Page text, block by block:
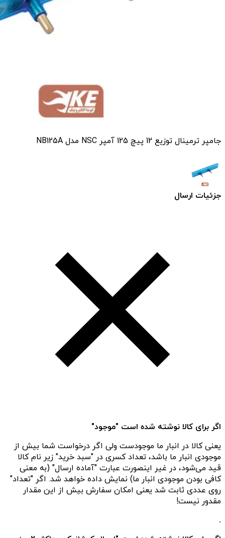
جامپر ترمینال توزیع 12 پیچ 125 آمپر NSC مدل NB125A
جزئیات ارسال
اگر برای کالا نوشته شده است "موجود"
یعنی کالا در انبار ما موجودست ولی اگر درخواست شما بیش از
موجودی انبار ما باشد، تعداد کسری در "سبد خرید" زیر نام کالا
قید می‌شود، در غیر اینصورت عبارت "آماده ارسال" (به معنی
کافی بودن موجودی انبار ما) نمایش داده خواهد شد. اگر "تعداد"
روی عددی ثابت شد یعنی امکان سفارش بیش از این مقدار
مقدور نیست!
.